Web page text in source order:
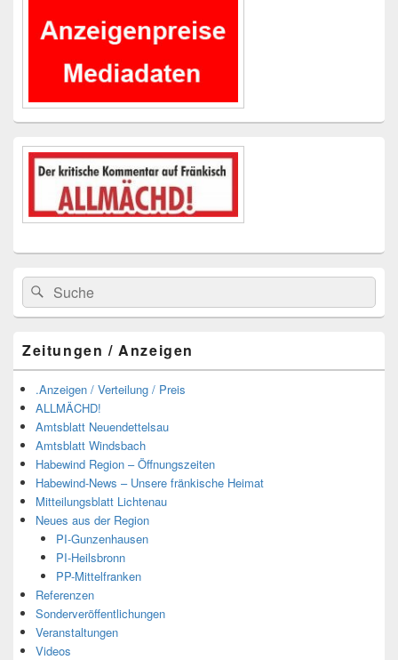
Widgetbereich
Suchen
nach:
Suchen
Zeitungen / Anzeigen
.Anzeigen / Verteilung / Preis
ALLMÄCHD!
Amtsblatt Neuendettelsau
Amtsblatt Windsbach
Habewind Region – Öffnungszeiten
Habewind-News – Unsere fränkische Heimat
Mitteilungsblatt Lichtenau
Neues aus der Region
PI-Gunzenhausen
PI-Heilsbronn
PP-Mittelfranken
Referenzen
Sonderveröffentlichungen
Veranstaltungen
Videos